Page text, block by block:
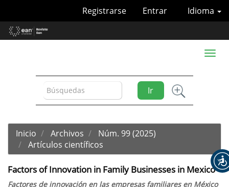
Contenido
principal
Idioma
Registrarse Entrar
Ir
Toggle
Inicio Archivos
Núm. 99 (2025)
Artículos científicos
Factors of Innovation in Family Businesses in Mexico
Factores de innovación en las empresas familiares en México